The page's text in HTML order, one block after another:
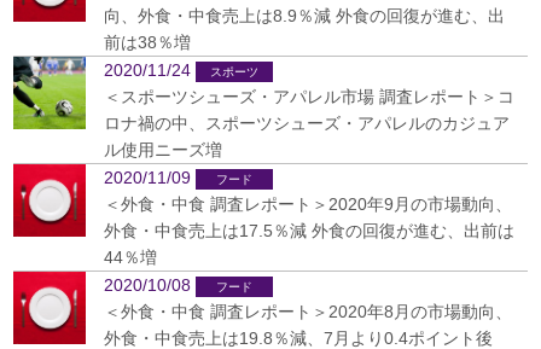
向、外食・中食売上は8.9％減 外食の回復が進む、出
前は38％増
2020/11/24
＜スポーツシューズ・アパレル市場 調査レポート＞コ
ロナ禍の中、スポーツシューズ・アパレルのカジュア
ル使用ニーズ増
2020/11/09
＜外食・中食 調査レポート＞2020年9月の市場動向、
外食・中食売上は17.5％減 外食の回復が進む、出前は
44％増
2020/10/08
＜外食・中食 調査レポート＞2020年8月の市場動向、
外食・中食売上は19.8％減、7月より0.4ポイント後